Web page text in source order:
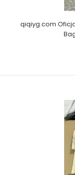
qiqiyg.com